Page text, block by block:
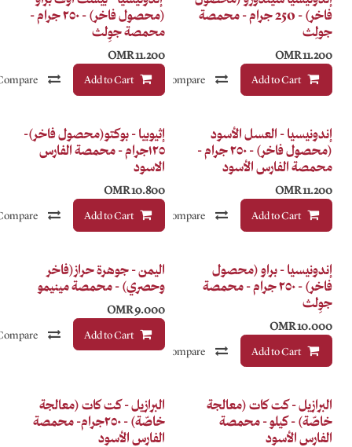
Compare إضافة إلى قائمة الأمنيات
11.200
Add to Cart
Compare إضافة إلى قائمة الأمنيات
Compare إضافة إلى قائمة الأمنيات
فاخر
إثيوبيا - بوكتو(محصول فاخر)-
١٢٥جرام - محمصة الفارس
الاسود
10.800
Add to Cart
Compare إضافة إلى قائمة الأمنيات
Compare إضافة إلى قائمة الأمنيات
فاخر
اليمن - جوهرة حراز(فاخر
وحصري) - محمصة مينيمو
Add to Cart
Compare إضافة إلى قائمة الأمنيات
Infusion
البرازيل - كت كات (معالجة
خاصّة) - ٢٥٠جرام- محمصة
الفارس الأسود